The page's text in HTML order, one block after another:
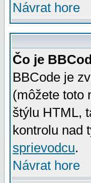
Návrat hore
Čo je
BBCode je
(môžete toto
štýlu HTML,
kontrolu nad
sprievodcu.
Návrat hore